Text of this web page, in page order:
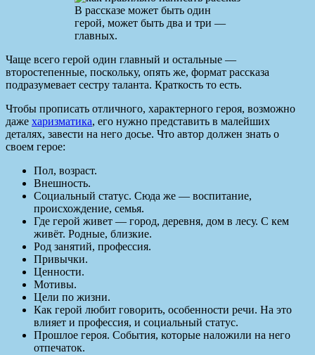
В рассказе может быть один
герой, может быть два и три —
главных.
Чаще всего герой один главный и остальные —
второстепенные, поскольку, опять же, формат рассказа
подразумевает сестру таланта. Краткость то есть.
Чтобы прописать отличного, характерного героя, возможно
даже харизматика, его нужно представить в малейших
деталях, завести на него досье. Что автор должен знать о
своем герое:
Пол, возраст.
Внешность.
Социальный статус. Сюда же — воспитание,
происхождение, семья.
Где герой живет — город, деревня, дом в лесу. С кем
живёт. Родные, близкие.
Род занятий, профессия.
Привычки.
Ценности.
Мотивы.
Цели по жизни.
Как герой любит говорить, особенности речи. На это
влияет и профессия, и социальный статус.
Прошлое героя. События, которые наложили на него
отпечаток.